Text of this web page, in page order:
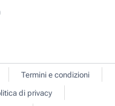
Termini e condizioni
di privacy